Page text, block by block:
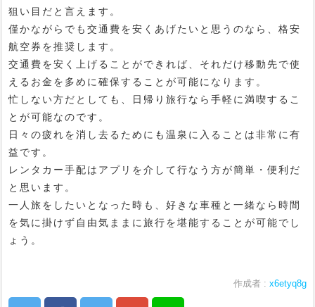
狙い目だと言えます。
僅かながらでも交通費を安くあげたいと思うのなら、格安
航空券を推奨します。
交通費を安く上げることができれば、それだけ移動先で使
えるお金を多めに確保することが可能になります。
忙しない方だとしても、日帰り旅行なら手軽に満喫するこ
とが可能なのです。
日々の疲れを消し去るためにも温泉に入ることは非常に有
益です。
レンタカー手配はアプリを介して行なう方が簡単・便利だ
と思います。
一人旅をしたいとなった時も、好きな車種と一緒なら時間
を気に掛けず自由気ままに旅行を堪能することが可能でし
ょう。
作成者 : x6etyq8g